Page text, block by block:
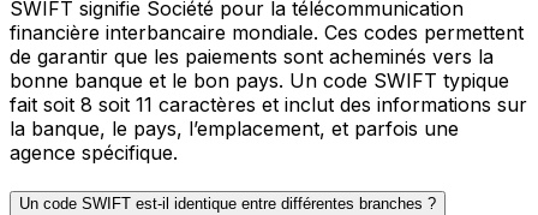
SWIFT signifie Société pour la télécommunication
financière interbancaire mondiale. Ces codes permettent
de garantir que les paiements sont acheminés vers la
bonne banque et le bon pays. Un code SWIFT typique
fait soit 8 soit 11 caractères et inclut des informations sur
la banque, le pays, l’emplacement, et parfois une
agence spécifique.
Un code SWIFT est-il identique entre différentes branches ?